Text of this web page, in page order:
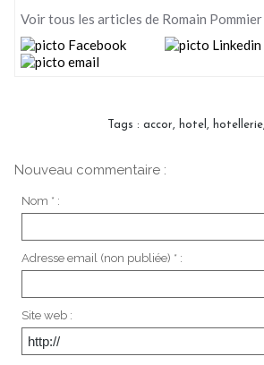
Voir tous les articles de Romain Pommier
Tags : accor hotel hotellerie
Nouveau commentaire :
Nom * :
Adresse email (non publiée) * :
Site web :